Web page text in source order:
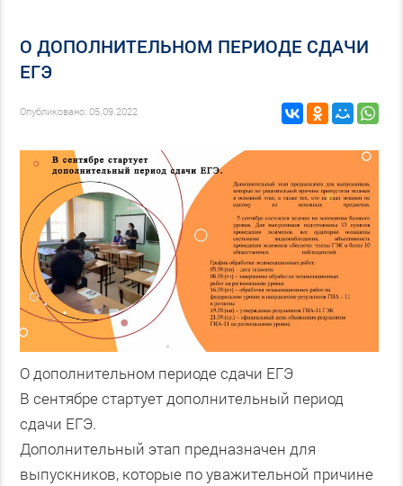
О ДОПОЛНИТЕЛЬНОМ ПЕРИОДЕ СДАЧИ
ЕГЭ
Опубликовано: 05.09.2022
О дополнительном периоде сдачи ЕГЭ
В сентябре стартует дополнительный период
сдачи ЕГЭ.
Дополнительный этап предназначен для
выпускников, которые по уважительной причине